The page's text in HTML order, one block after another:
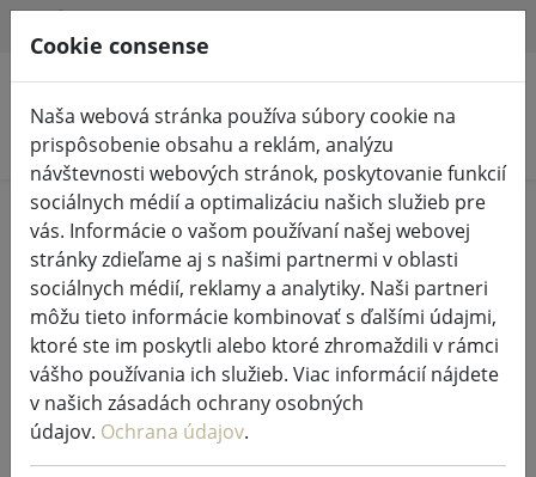
Vyhľadať produkty
Home %Predaj
Zónový mlynček na korenie
Confetti 6,5 x 15,5 cm limetka
Cookie consense
Naša webová stránka používa súbory cookie na
prispôsobenie obsahu a reklám, analýzu
návštevnosti webových stránok, poskytovanie funkcií
sociálnych médií a optimalizáciu našich služieb pre
vás. Informácie o vašom používaní našej webovej
stránky zdieľame aj s našimi partnermi v oblasti
sociálnych médií, reklamy a analytiky. Naši partneri
môžu tieto informácie kombinovať s ďalšími údajmi,
ktoré ste im poskytli alebo ktoré zhromaždili v rámci
vášho používania ich služieb. Viac informácií nájdete
v našich zásadách ochrany osobných
údajov. Ochrana údajov.